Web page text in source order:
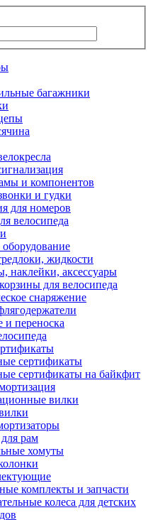
багажники
и компонентов
и гудки
для номеров
велосипеда
жидкости
наклейки, аксессуары
для велосипеда
снаряжение
и переноска
сертификаты
сертификаты на байкфит
вилки
рам
хомуты
комплекты и запчасти
колеса для детских